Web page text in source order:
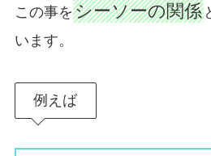
この事をシーソーの関係
います。
例えば